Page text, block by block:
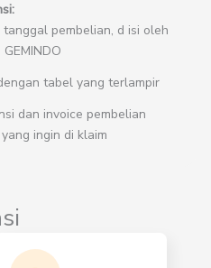
pembelian, d isi oleh
tabel yang terlampir
dan invoice pembelian
ingin di klaim